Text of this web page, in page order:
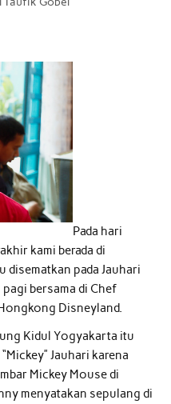
Pada hari
kami berada di
pada Jauhari
bersama di Chef
Disneyland.
Kidul Yogyakarta itu
Jauhari karena
Mickey Mouse di
menyatakan sepulang di